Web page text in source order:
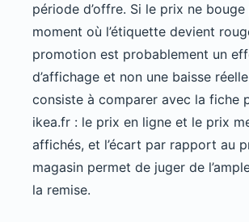
période d’offre. Si le prix ne bouge
moment où l’étiquette devient
promotion est probablement un
d’affichage et non une baisse
consiste à comparer avec la fiche
ikea.fr : le prix en ligne et le prix
affichés, et l’écart par rapport au
magasin permet de juger de
la remise.